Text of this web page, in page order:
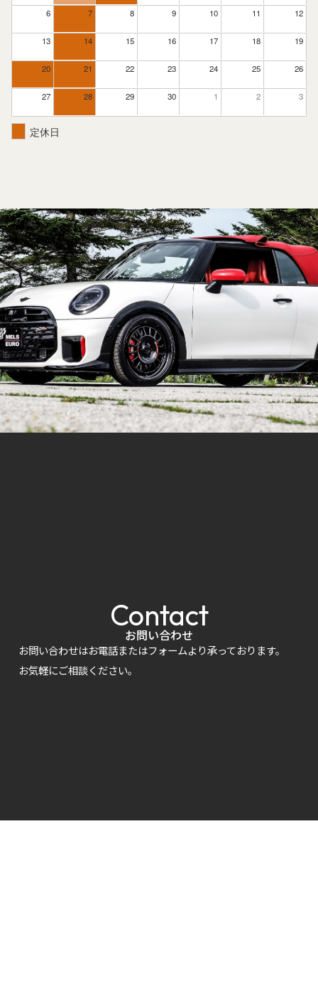
6 7 8 9 10 11 12
13 14 15 16 17 18 19
20 21 22 23 24 25 26
27 28 29 30 1 2 3
定休日
Contact
お問い合わせ
お問い合わせはお電話またはフォームより承っております。
お気軽にご相談ください。